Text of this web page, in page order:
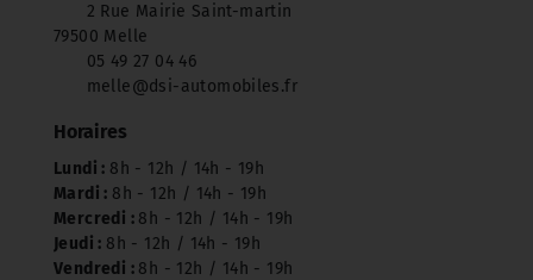
2 Rue Mairie Saint-martin
79500 Melle
05 49 27 04 46
melle@dsi-automobiles.fr
Horaires
Lundi : 8h - 12h / 14h - 19h
Mardi : 8h - 12h / 14h - 19h
Mercredi : 8h - 12h / 14h - 19h
Jeudi : 8h - 12h / 14h - 19h
Vendredi : 8h - 12h / 14h - 19h